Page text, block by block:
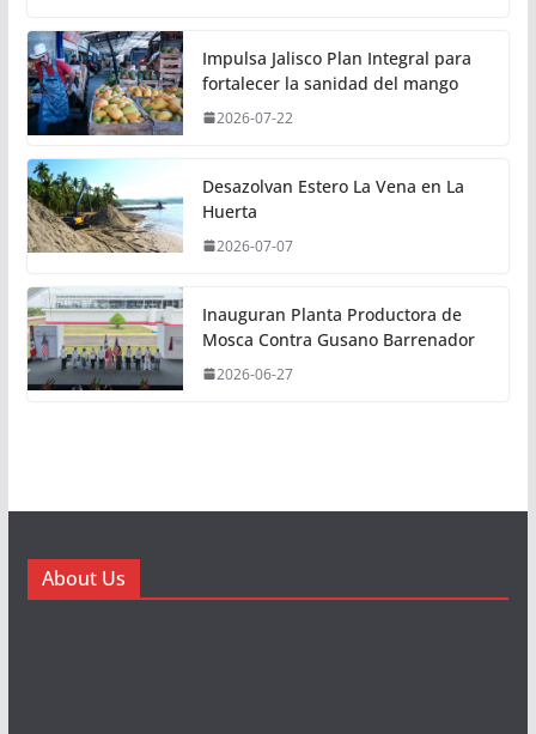
Impulsa Jalisco Plan Integral para
fortalecer la sanidad del mango
2026-07-22
Desazolvan Estero La Vena en La
Huerta
2026-07-07
Inauguran Planta Productora de
Mosca Contra Gusano Barrenador
2026-06-27
About Us